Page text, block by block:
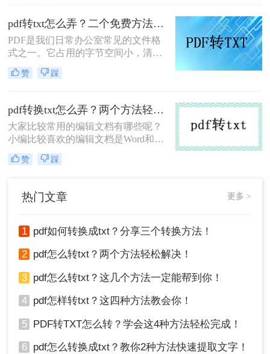
有时候，我们需要将PDF文件中的内
容转换为TXT格式，以便在其他应用
程序中使用或进行文本编辑。那么，
电脑pdf怎么转换为txt呢？下面是一些
常见的方法：
pdf转txt怎么弄？二个免费方法轻松搞定！
PDF是我们日常办公室常见的文件格
式之一。它占用的字节空间小，清晰
大方，保存的文件不失真。很多人喜
欢PDF文件格式，但不能直接编辑。
件转换成可编辑的txt文本，那么pdf转
txt怎么弄呢？让我们来看看小编是如
何免费将pdf转txt的吧。
赞 踩
pdf转换txt怎么弄？两个方法轻松解决！
大家比较常用的编辑文档有哪些呢？
小编比较喜欢的编辑文档是Word和
TXT，但是领导们都喜欢使用PDF格
式的文件，当我们接到领导给我们传
的文档呢？就拿pdf和txt来说好了，
pdf转换txt怎么弄呢？这2个方法其实
赞 踩
热门文章 更多 >
1 pdf如何转换成txt？分享三个转换方法！
2 pdf怎么转txt？两个方法轻松解决！
3 pdf怎么转txt？这几个方法一定能帮到你！
4 pdf怎样转txt？这四种方法教会你！
5 PDF转TXT怎么转？学会这4种方法轻松完成！
6 pdf怎么转换成txt？教你2种方法快速提取文字！